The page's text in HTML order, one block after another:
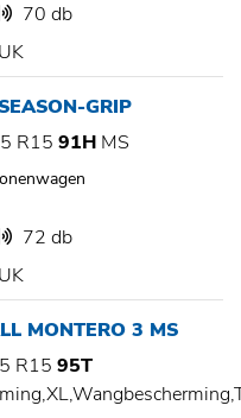
70 db
GRIP
R15 91H MS
72 db
MONTERO 3 MS
R15 95T